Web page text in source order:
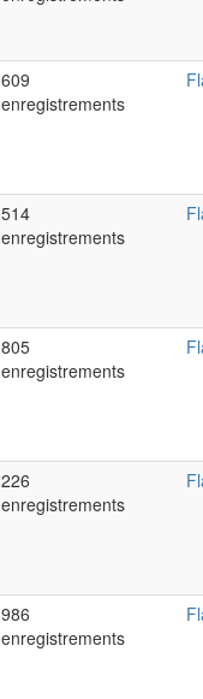
609
enregistrements
514
enregistrements
805
enregistrements
226
enregistrements
986
enregistrements